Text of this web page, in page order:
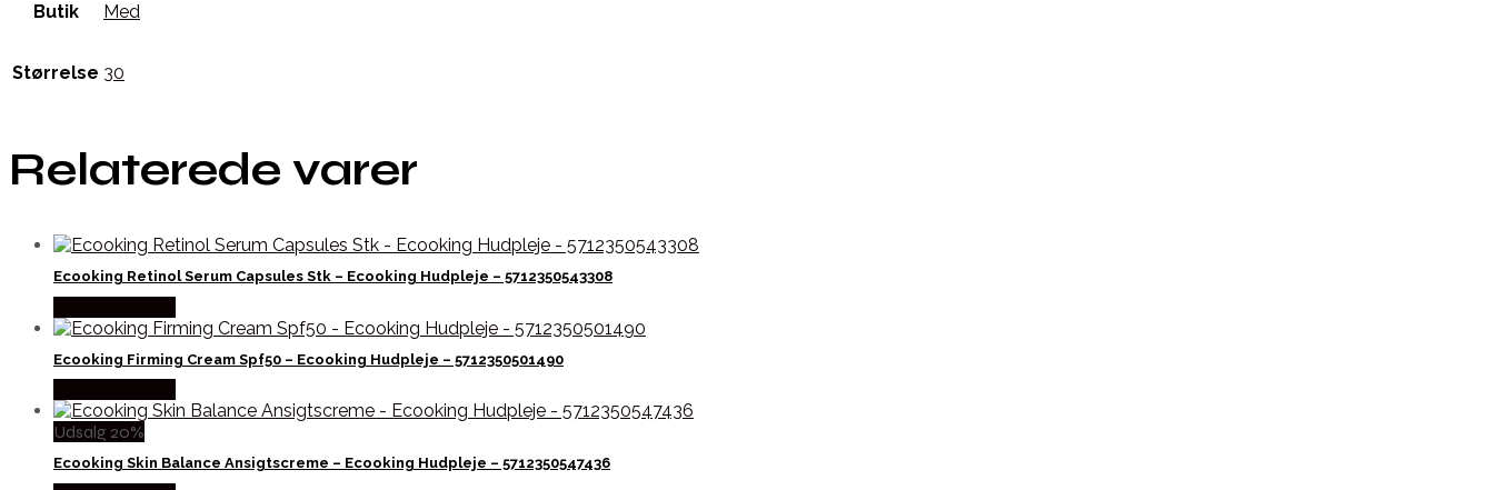
Butik Med
Størrelse 30
Relaterede varer
Ecooking Retinol Serum Capsules Stk – Ecooking Hudpleje – 5712350543308
Ecooking Firming Cream Spf50 – Ecooking Hudpleje – 5712350501490
Udsalg 20%
Ecooking Skin Balance Ansigtscreme – Ecooking Hudpleje – 5712350547436